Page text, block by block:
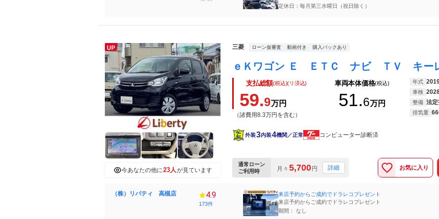
定休日：毎月第三水曜日（祝日除く）
UP
今あなたの他に23人が見ています
三菱 ローン仮審査 動画付き 購入パックあり
支払総額(税込)(リ済込)
59.9万円
（諸費用8.3万円を含む）
車両本体価格(税込)
51.6万円
年式
車検
整備 法
排気量
外装3内装4機関／正常 コンピューター診断済
通常ローン
ご利用時
月々 5,700円 詳細 お気に入り
（株）リバティ 高槻店 4.9
173件
来店予約からご成約でドラレコプレゼント
来店予約からご成約でドラレコプレゼント
期間： なし